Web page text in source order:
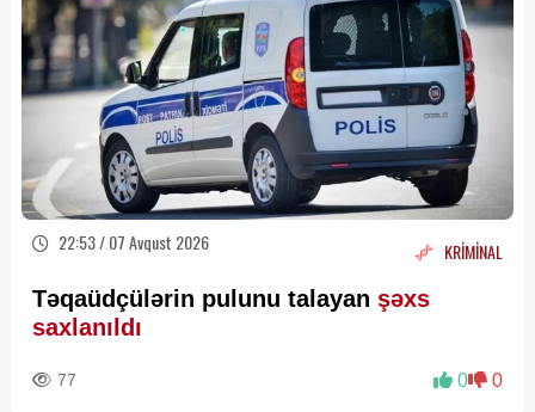
22:53 / 07 Avqust 2026 KRİMİNAL
Təqaüdçülərin pulunu talayan şəxs
saxlanıldı
77 0 0